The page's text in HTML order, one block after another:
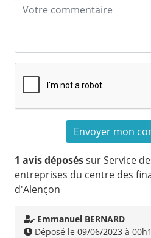
1 avis déposéssur Service
entreprises du centre des
d'Alençon
Emmanuel BERNARD
Déposé le 09/06/2023 à